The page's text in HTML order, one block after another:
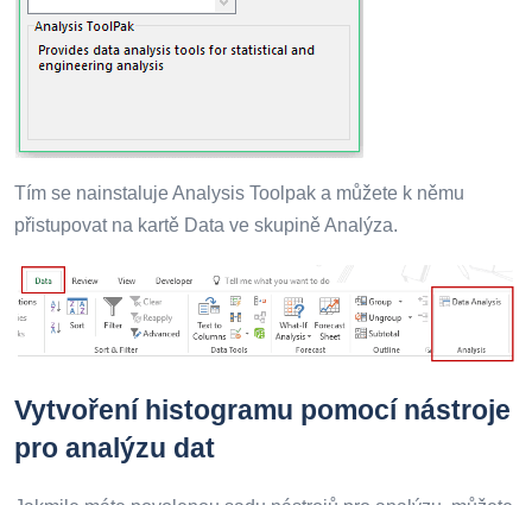
Tím se nainstaluje Analysis Toolpak a můžete k němu
přistupovat na kartě Data ve skupině Analýza.
Vytvoření histogramu pomocí nástroje
pro analýzu dat